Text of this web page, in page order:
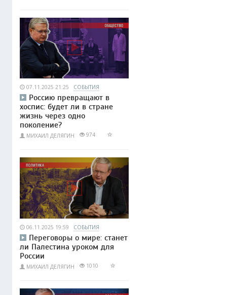
07.11.2025 21:25 СОБЫТИЯ
Россию превращают в
хоспис: будет ли в стране
жизнь через одно
поколение?
МИХАИЛ ДЕЛЯГИН 974
06.11.2025 19:59 СОБЫТИЯ
Переговоры о мире: станет
ли Палестина уроком для
России
МИХАИЛ ДЕЛЯГИН 1010